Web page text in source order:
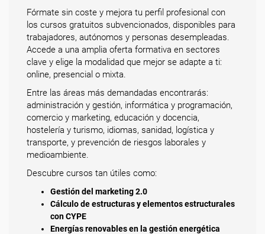
Fórmate sin coste y mejora tu perfil profesional con
los cursos gratuitos subvencionados, disponibles para
trabajadores, autónomos y personas desempleadas.
Accede a una amplia oferta formativa en sectores
clave y elige la modalidad que mejor se adapte a ti:
online, presencial o mixta.
Entre las áreas más demandadas encontrarás:
administración y gestión, informática y programación,
comercio y marketing, educación y docencia,
hostelería y turismo, idiomas, sanidad, logística y
transporte, y prevención de riesgos laborales y
medioambiente.
Descubre cursos tan útiles como:
Gestión del marketing 2.0
Cálculo de estructuras y elementos estructurales
con CYPE
Energías renovables en la gestión energética